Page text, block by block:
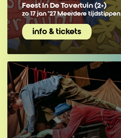
Feest In De Tovertuin (2+)
zo 17 jan ’27Meerdere tijdstippen
info & tickets